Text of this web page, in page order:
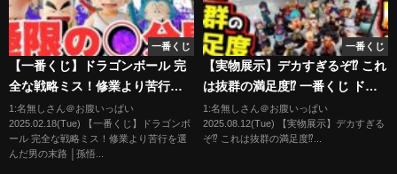
一番くじ
【一番くじ】ドラゴンボール 完
全な戦略ミス！修業より苦行を
選んだ男の末路 │孫悟空修業編
チチ プーアル
1:名無しさん＠お腹いっぱい
2025.02.18(Tue) 【一番くじ】ドラゴンボ
ール 完全な戦略ミス！修業より苦行を選
んだ男の末路 │孫悟...
一番くじ
【実物展示】デカすぎるぞ⁉︎ これ
は抜群の満足度⁉︎ 一番くじ ドラ
ゴンボール ASSEMBLE
COLLECTION 孫悟空少年期編
ラストワン賞
1:名無しさん＠お腹いっぱい
2025.08.12(Tue) 【実物展示】デカすぎる
ぞ⁉︎ これは抜群の満足度⁉︎...